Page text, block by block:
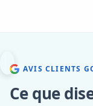
AVIS CLIENTS
Ce que